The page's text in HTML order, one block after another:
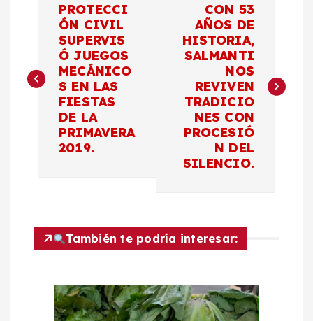
v
e
PROTECCI
ÓN CIVIL
SUPERVIS
Ó JUEGOS
MECÁNICO
S EN LAS
FIESTAS
DE LA
PRIMAVERA
2019.
CON 53
AÑOS DE
HISTORIA,
SALMANTI
NOS
REVIVEN
TRADICIO
NES CON
PROCESIÓ
N DEL
SILENCIO.
También te podría interesar: